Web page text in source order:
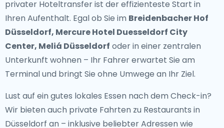
privater Hoteltransferist der effizienteste Start in
Ihren Aufenthalt. Egal ob Sie im Breidenbacher Hof
Düsseldorf, Mercure Hotel Duesseldorf City
Center, Meliá Düsseldorf oder in einer zentralen
Unterkunft wohnen – Ihr Fahrer erwartet Sie am
Terminal und bringt Sie ohne Umwege an Ihr Ziel.
Lust auf ein gutes lokales Essen nach dem Check-in?
Wir bieten auch private Fahrten zu Restaurants in
Düsseldorf an – inklusive beliebter Adressen wie